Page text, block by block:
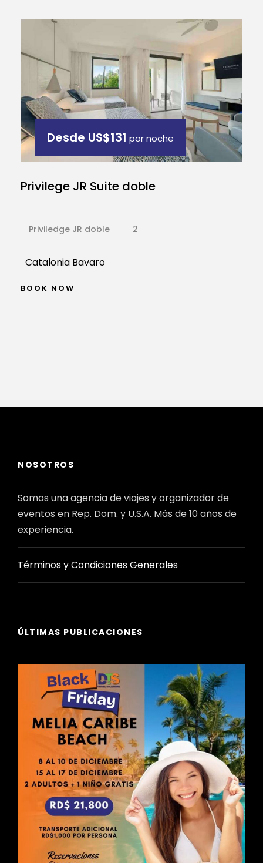
Desde US$131 por noche
Privilege JR Suite doble
Priviledge JR doble 2
Catalonia Bavaro
BOOK NOW
NOSOTROS
Somos una agencia de viajes y organizador de
eventos en Rep. Dom. y U.S.A. Más de 10 años de
experiencia.
Términos y Condiciones Generales
ÚLTIMAS PUBLICACIONES